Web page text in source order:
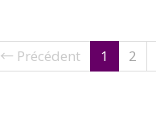
← Précédent 1 2